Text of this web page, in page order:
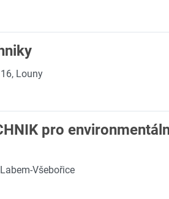
Louny
pro
Všebořice